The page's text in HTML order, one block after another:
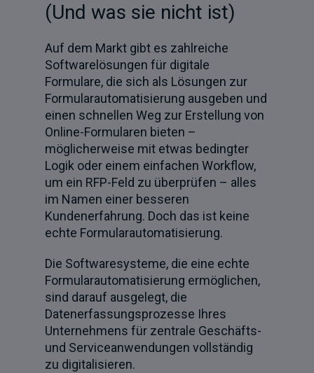
(Und was sie nicht ist)
Auf dem Markt gibt es zahlreiche
Softwarelösungen für digitale
Formulare, die sich als Lösungen zur
Formularautomatisierung ausgeben und
einen schnellen Weg zur Erstellung von
Online-Formularen bieten –
möglicherweise mit etwas bedingter
Logik oder einem einfachen Workflow,
um ein RFP-Feld zu überprüfen – alles
im Namen einer besseren
Kundenerfahrung. Doch das ist keine
echte Formularautomatisierung.
Die Softwaresysteme, die eine echte
Formularautomatisierung ermöglichen,
sind darauf ausgelegt, die
Datenerfassungsprozesse Ihres
Unternehmens für zentrale Geschäfts-
und Serviceanwendungen vollständig
zu digitalisieren.